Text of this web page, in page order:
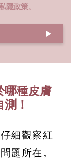
隱政策。
哪種皮膚
！
細觀察紅
題所在。